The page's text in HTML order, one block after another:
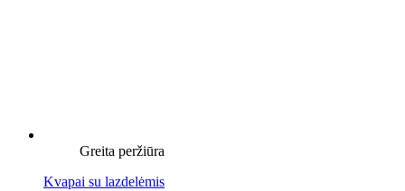
Greita peržiūra
Kvapai su lazdelėmis